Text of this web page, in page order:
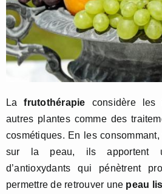
Lafrutothérapie considère les
autres plantes comme des
cosmétiques. En les
sur la peau, ils apportent
d’antioxydants qui pénètrent
permettre de retrouver une peau